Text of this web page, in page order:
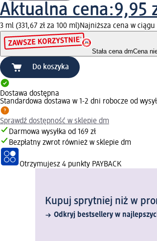
Aktualna cena:9,95
3 ml (331,67 zł za 100 ml)Najniższa cena w
Stała cena dmCena
Do koszyka
Dostawa dostępna
Standardowa dostawa w 1-2 dni robocze od
Sprawdź dostępność w sklepie dm
Darmowa wysyłka od 169 zł
Bezpłatny zwrot również w sklepie dm
Otrzymujesz 4 punkty PAYBACK
Kupuj sprytniej niż w
Odkryj bestsellery w